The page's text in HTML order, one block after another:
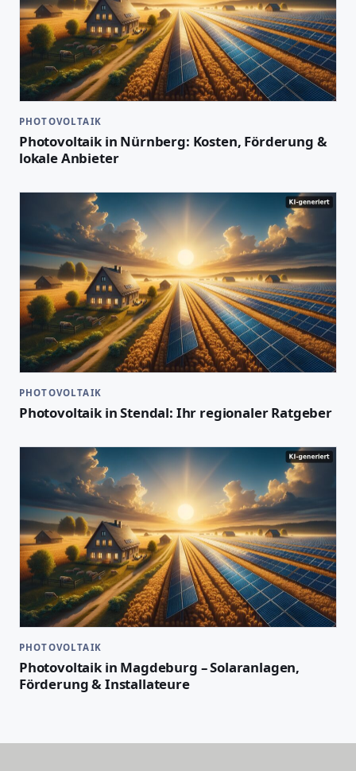
PHOTOVOLTAIK
Photovoltaik in Nürnberg: Kosten, Förderung &
lokale Anbieter
PHOTOVOLTAIK
Photovoltaik in Stendal: Ihr regionaler Ratgeber
PHOTOVOLTAIK
Photovoltaik in Magdeburg – Solaranlagen,
Förderung & Installateure